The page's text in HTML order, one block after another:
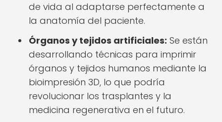
de vida al adaptarse perfectamente a
la anatomía del paciente.
Órganos y tejidos artificiales: Se están
desarrollando técnicas para imprimir
órganos y tejidos humanos mediante la
bioimpresión 3D, lo que podría
revolucionar los trasplantes y la
medicina regenerativa en el futuro.